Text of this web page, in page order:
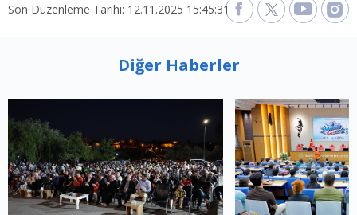
Son Düzenleme Tarihi: 12.11.2025 15:45:31
Diğer Haberler